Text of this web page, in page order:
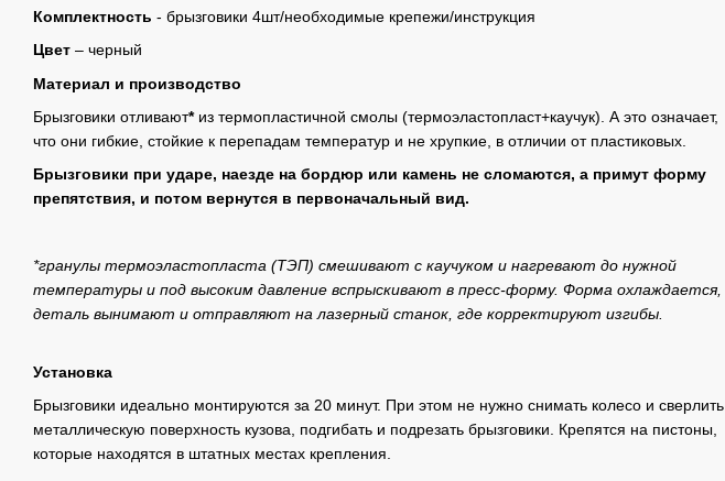
Комплектность - брызговики 4шт/необходимые крепежи/инструкция
Цвет – черный
Материал и производство
Брызговики отливают*из термопластичной смолы (термоэластопласт+каучук). А это означает,
что они гибкие, стойкие к перепадам температур и не хрупкие, в отличии от пластиковых.
Брызговики при ударе, наезде на бордюр или камень не сломаются, а примут форму
препятствия, и потом вернутся в первоначальный вид.
*гранулы термоэластопласта (ТЭП) смешивают с каучуком и нагревают до нужной
температуры и под высоким давление вспрыскивают в пресс-форму. Форма охлаждается,
деталь вынимают и отправляют на лазерный станок, где корректируют изгибы.
Установка
Брызговики идеально монтируются за 20 минут. При этом не нужно снимать колесо и сверлить
металлическую поверхность кузова, подгибать и подрезать брызговики. Крепятся на пистоны,
которые находятся в штатных местах крепления.